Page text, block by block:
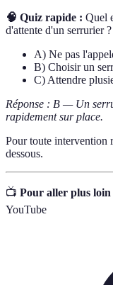
🧠 Quiz rapide : Quel
d'attente d'un serrurier ?
A) Ne pas
B) Choisir un
C) Attendre
Réponse : B — Un
rapidement sur place.
Pour toute intervention
dessous.
📺 Pour aller plus loin
YouTube